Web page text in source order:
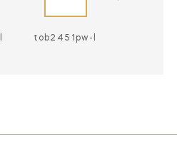
tob2451pw-l